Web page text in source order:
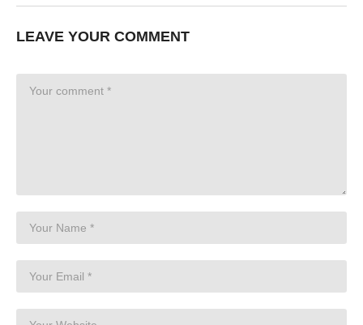
LEAVE YOUR COMMENT